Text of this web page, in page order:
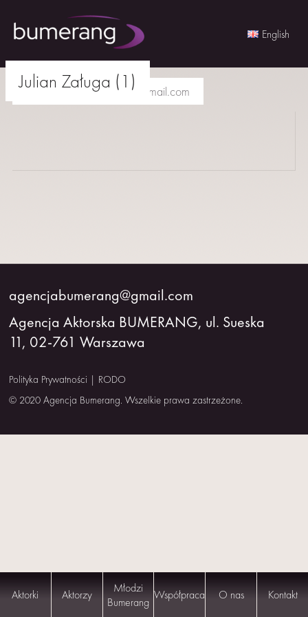
AKTORKI
WSPÓŁPRACA
O
NAS
Aktorki Aktorzy
Młodzi
Bumerang Współpraca O nas Kontakt
English
content
agencjabumerang@gmail.com
Julian Załuga (1)
agencjabumerang@gmail.com
Agencja Aktorska BUMERANG, ul. Sueska
11, 02-761 Warszawa
Polityka Prywatności | RODO
© 2020 Agencja Bumerang. Wszelkie prawa zastrzeżone.